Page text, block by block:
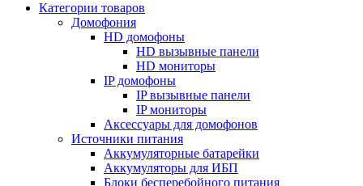
Категории товаров
Домофония
HD домофоны
HD вызывные панели
HD мониторы
IP домофоны
IP вызывные панели
IP мониторы
Аксессуары для домофонов
Источники питания
Аккумуляторные батарейки
Аккумуляторы для ИБП
Блоки бесперебойного питания